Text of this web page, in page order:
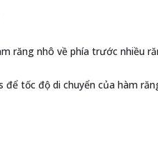
răng nhô về phía trước nhiều
tốc độ di chuyển của hàm